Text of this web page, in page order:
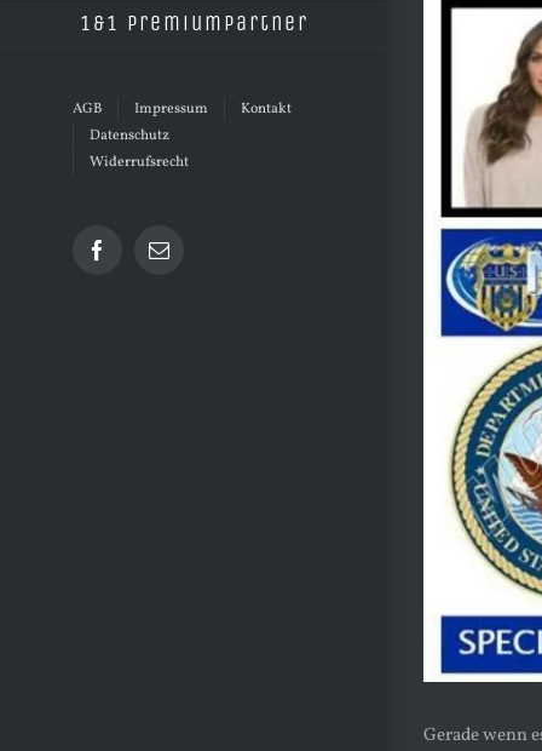
1&1 Premiumpartner
AGB Impressum
Kontakt
Datenschutz
Widerrufsrecht
Facebook
E-
Gerade wenn